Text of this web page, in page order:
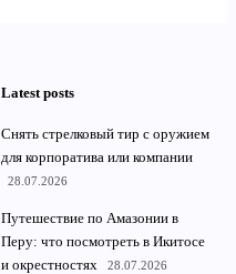
Latest posts
Снять стрелковый тир с оружием
для корпоратива или компании
28.07.2026
Путешествие по Амазонии в
Перу: что посмотреть в Икитосе
и окрестностях
28.07.2026